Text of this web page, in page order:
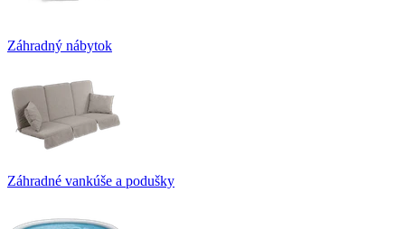
Záhradný nábytok
Záhradné vankúše a podušky